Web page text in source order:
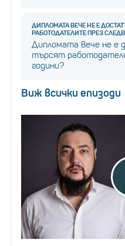
ДИПЛОМАТА ВЕЧЕ НЕ Е
РАБОТОДАТЕЛИТЕ ПРЕЗ
Дипломата вече не е
търсят
години?
Виж всички епизоди